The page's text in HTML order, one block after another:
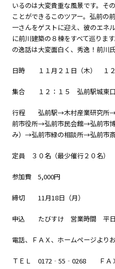
いるのは大変貴重な風景です。そ
ことができるこのツアー。弘前の
一さんをゲストに迎え、彼のエネ
に前川建築の８棟をすべて巡りま
の逸話は大変面白く、秀逸！前川
日時 １１月２１日（木） １２:
集合 １２：１５ 弘前駅城東
行程 弘前駅→木村産業研究所→
前市役所→弘前市民会館→弘前市
み）→弘前市緑の相談所→弘前市
定員 ３０名（最少催行２０名）
参加費 5,000円
締切 11月18日（月）
申込 たびすけ 営業時間 平日
電話、ＦＡＸ、ホームページより
ＴＥＬ 0172‐55‐0268 ＦＡ